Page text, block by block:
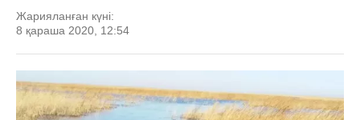
Жарияланған күні:
8 қараша 2020, 12:54